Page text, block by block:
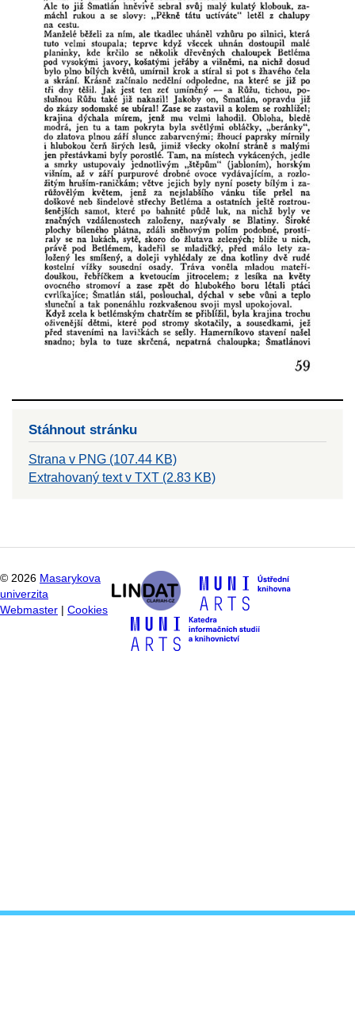
Stáhnout stránku
Strana v PNG (107.44 KB)
Extrahovaný text v TXT (2.83 KB)
© 2026 Masarykova
univerzita
Webmaster
Cookies